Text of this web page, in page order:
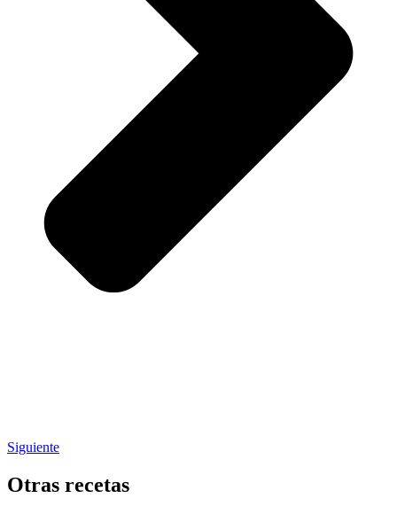
Siguiente
Otras recetas